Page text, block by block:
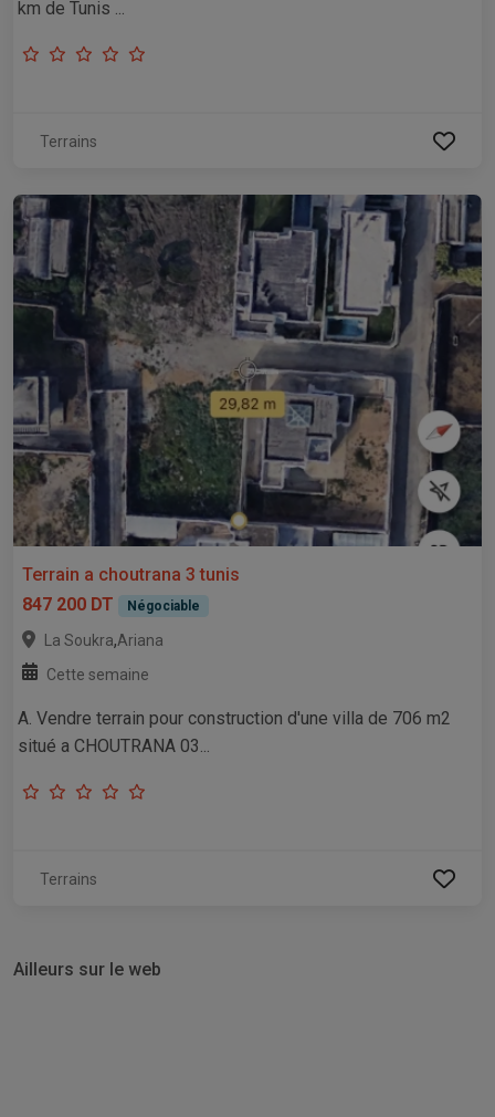
km de Tunis ...
Terrains
Terrain a choutrana 3 tunis
847 200 DT
Négociable
La Soukra,Ariana
Cette semaine
A. Vendre terrain pour construction d'une villa de 706 m2
situé a CHOUTRANA 03...
Terrains
Ailleurs sur le web